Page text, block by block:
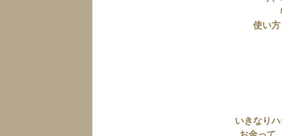
使い方
いきなり